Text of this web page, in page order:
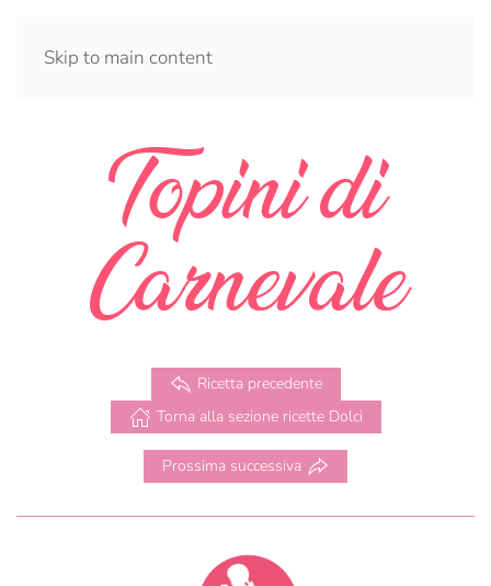
Skip to main content
Topini di
Carnevale
Ricetta precedente
Torna alla sezione ricette Dolci
Prossima successiva